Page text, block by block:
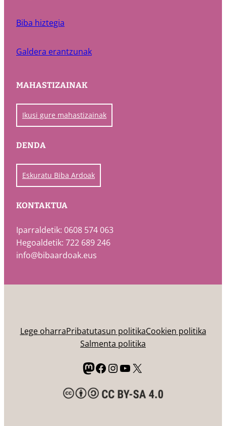
Biba hiztegia
Galdera erantzunak
MAHASTIZAINAK
Ikusi gure mahastizainak
DENDA
Eskuratu Biba Ardoak
KONTAKTUA
Iparraldetik: 0608 574 063
Hegoaldetik: 722 689 246
info@bibaardoak.eus
Lege oharraPribatutasun politikaCookien politika
Salmenta politika
Mastodon
Facebook
Instagram
YouTube
X